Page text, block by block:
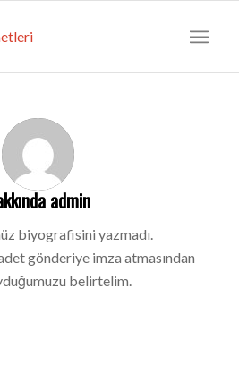
admin
biyografisini yazmadı.
adet gönderiye imza atmasından
belirtelim.